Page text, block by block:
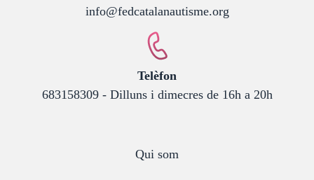
info@fedcatalanautisme.org
Telèfon
683158309 - Dilluns i dimecres de 16h a 20h
Qui som